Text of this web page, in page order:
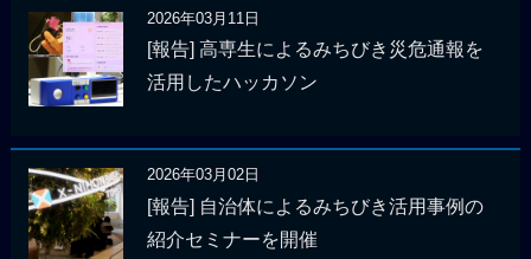
2026年03月11日
[報告] 高専生によるみちびき災危通報を
活用したハッカソン
2026年03月02日
[報告] 自治体によるみちびき活用事例の
紹介セミナーを開催